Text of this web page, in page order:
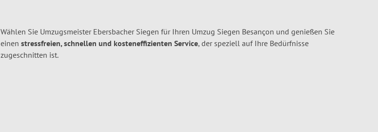
Wählen Sie Umzugsmeister Ebersbacher Siegen für Ihren Umzug Siegen Besançon und genießen Sie
einen stressfreien, schnellen und kosteneffizienten Service, der speziell auf Ihre Bedürfnisse
zugeschnitten ist.